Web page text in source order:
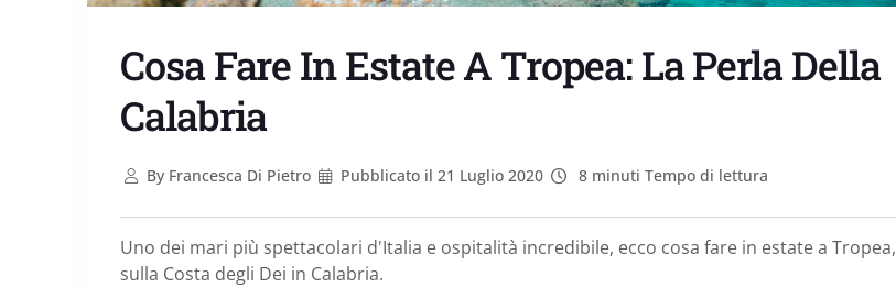
Cosa Fare In Estate A Tropea: La Perla Della
Calabria
ByFrancesca Di Pietro Pubblicato il 21 Luglio 2020 8 minuti Tempo di lettura
Uno dei mari più spettacolari d'Italia e ospitalità incredibile, ecco cosa fare in estate a Tropea,
sulla Costa degli Dei in Calabria.